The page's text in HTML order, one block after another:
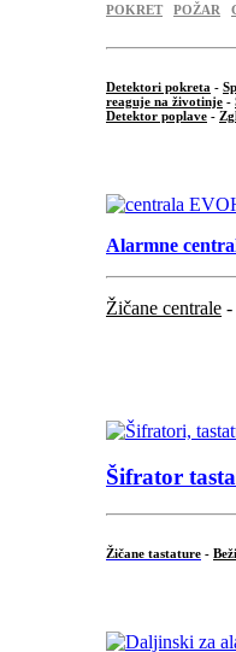
POKRET POŽAR
Detektori pokreta -
reaguje na životinje -
Detektor poplave -
Alarmne
Žičane centrale -
Šifrator
Žičane tastature -